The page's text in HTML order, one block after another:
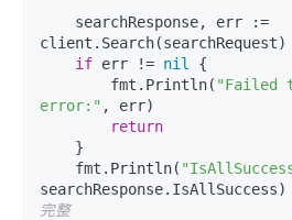
if err != nil
{
        fmt.Println(
"Failed
error:" , err)
return
    fmt.Println(
完整